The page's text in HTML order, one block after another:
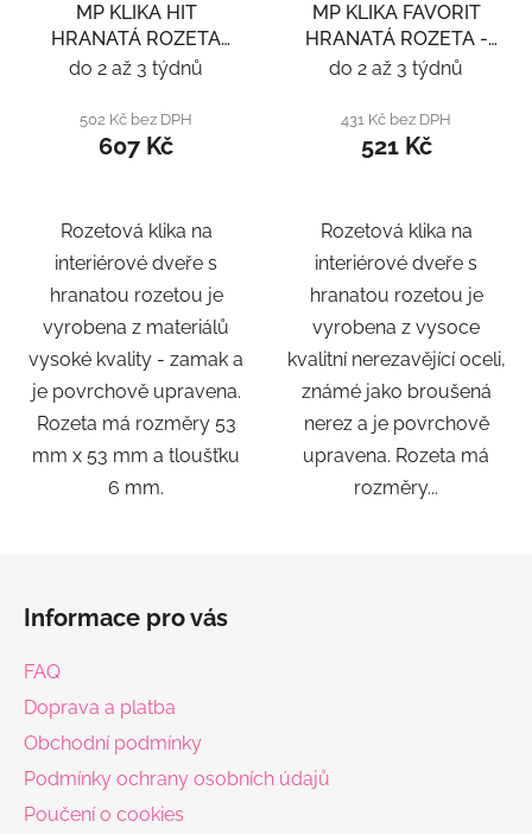
MP KLIKA HIT
HRANATÁ ROZETA
SQ6 - ČERNÁ
do 2 až 3 týdnů
502 Kč bez DPH
607 Kč
Rozetová klika na
interiérové ​​dveře s
hranatou rozetou je
vyrobena z materiálů
vysoké kvality - zamak a
je povrchově upravena.
Rozeta má rozměry 53
mm x 53 mm a tloušťku
6 mm.
MP KLIKA FAVORIT
HRANATÁ ROZETA -
NEREZ
do 2 až 3 týdnů
431 Kč bez DPH
521 Kč
Rozetová klika na
interiérové ​​dveře s
hranatou rozetou je
vyrobena z vysoce
kvalitní nerezavějící oceli,
známé jako broušená
nerez a je povrchově
upravena. Rozeta má
rozměry...
Informace pro vás
FAQ
Doprava a platba
Obchodní podmínky
Podmínky ochrany osobních údajů
Poučení o cookies